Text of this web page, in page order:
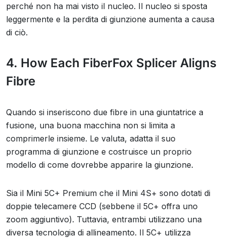
perché non ha mai visto il nucleo. Il nucleo si sposta
leggermente e la perdita di giunzione aumenta a causa
di ciò.
4. How Each FiberFox Splicer Aligns
Fibre
Quando si inseriscono due fibre in una giuntatrice a
fusione, una buona macchina non si limita a
comprimerle insieme. Le valuta, adatta il suo
programma di giunzione e costruisce un proprio
modello di come dovrebbe apparire la giunzione.
Sia il Mini 5C+ Premium che il Mini 4S+ sono dotati di
doppie telecamere CCD (sebbene il 5C+ offra uno
zoom aggiuntivo). Tuttavia, entrambi utilizzano una
diversa tecnologia di allineamento. Il 5C+ utilizza